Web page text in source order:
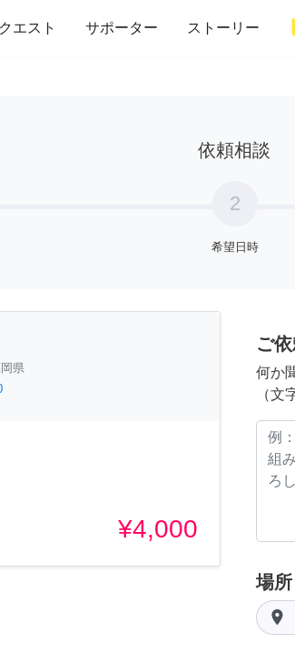
エスト サポーター ストーリー
し インテリア 趣味・習い事 ペ
依頼相談
2
希望日時
県
¥4,000
ご
何か
（文
場所
room